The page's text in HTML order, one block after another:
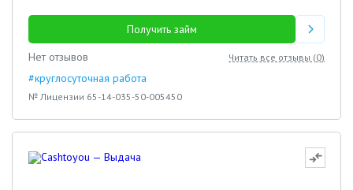
Получить займ
Нет отзывов
Читать все отзывы (0)
#круглосуточная работа
№ Лицензии 65-14-035-50-005450